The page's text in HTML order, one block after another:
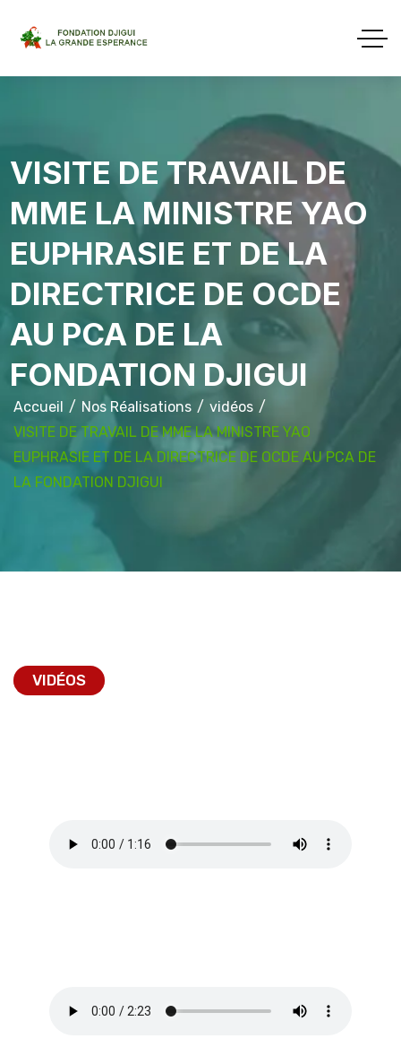
VISITE DE TRAVAIL DE
MME LA MINISTRE YAO
EUPHRASIE ET DE LA
DIRECTRICE DE OCDE
AU PCA DE LA
FONDATION DJIGUI
Accueil Nos Réalisations
vidéos
VISITE DE TRAVAIL DE MME LA MINISTRE YAO
EUPHRASIE ET DE LA DIRECTRICE DE OCDE AU PCA DE
LA FONDATION DJIGUI
VIDÉOS